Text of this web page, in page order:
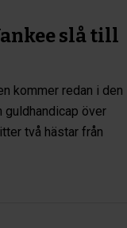
slå till
kommer redan i den
över
två hästar från